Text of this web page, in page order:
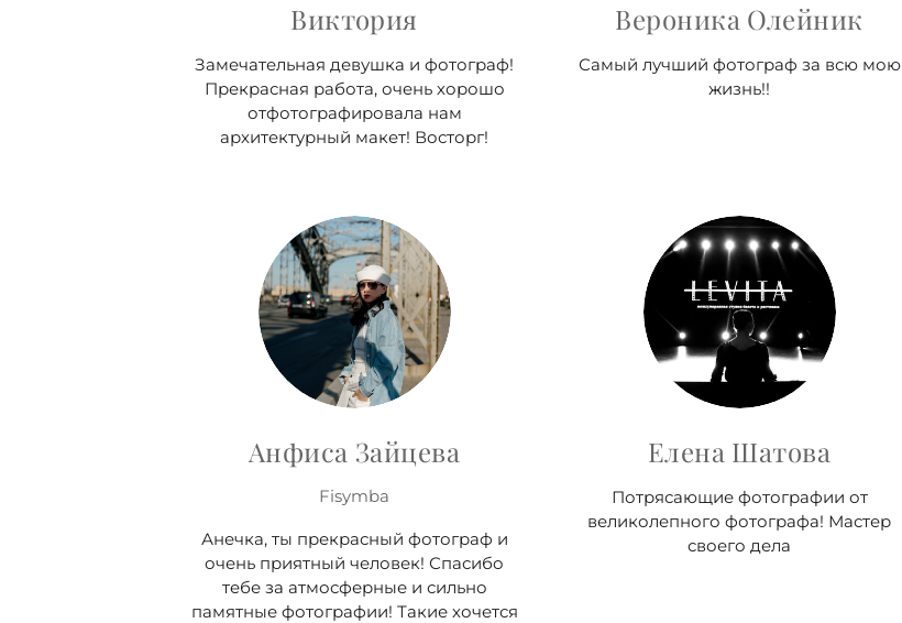
Виктория
Замечательная девушка и фотограф!
Прекрасная работа, очень хорошо
отфотографировала нам
архитектурный макет! Восторг!
Вероника Олейник
Самый лучший фотограф за всю мою
жизнь!!
Анфиса Зайцева
Fisymba
Анечка, ты прекрасный фотограф и
очень приятный человек! Спасибо
тебе за атмосферные и сильно
памятные фотографии! Такие хочется
Елена Шатова
Потрясающие фотографии от
великолепного фотографа! Мастер
своего дела